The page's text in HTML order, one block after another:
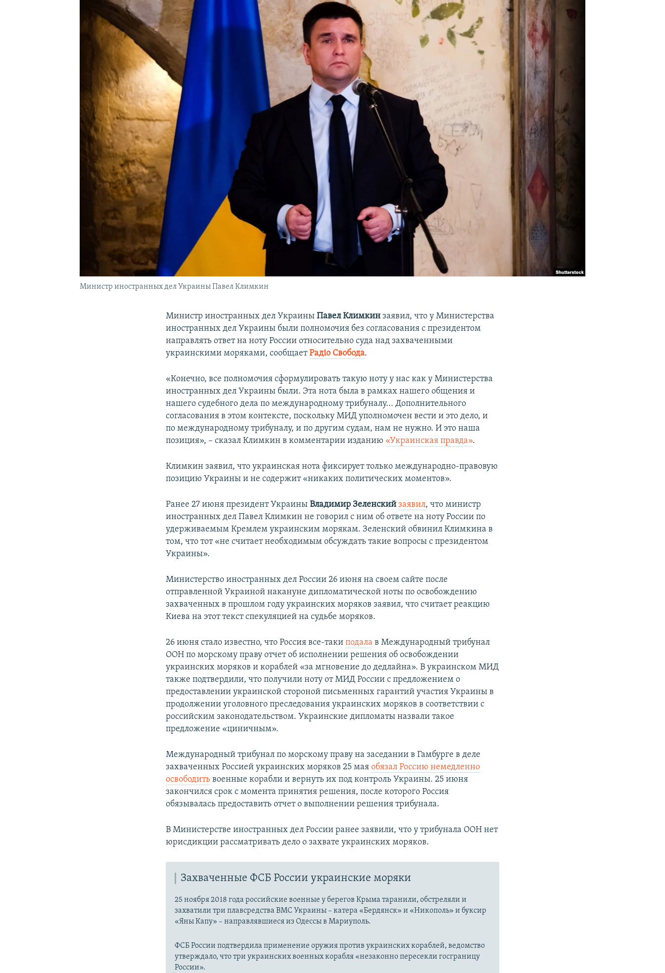
УКРАИНСКАЯ ПРОБЛЕМА КРЫМА
Министр иностранных дел Украины Павел Климкин
Министр иностранных дел УкраиныПавел Климкин заявил, что у Министерства
иностранных дел Украины были полномочия без согласования с президентом
направлять ответ на ноту России относительно суда над захваченными
украинскими моряками, сообщаетРадіо Свобода.
«Конечно, все полномочия сформулировать такую ноту у нас как у Министерства
иностранных дел Украины были. Эта нота была в рамках нашего общения и
нашего судебного дела по международному трибуналу... Дополнительного
согласования в этом контексте, поскольку МИД уполномочен вести и это дело, и
по международному трибуналу, и по другим судам, нам не нужно. И это наша
позиция», – сказал Климкин в комментарии изданию «Украинская правда».
Климкин заявил, что украинская нота фиксирует только международно-правовую
позицию Украины и не содержит «никаких политических моментов».
Ранее 27 июня президент УкраиныВладимир Зеленский заявил, что министр
иностранных дел Павел Климкин не говорил с ним об ответе на ноту России по
удерживаемым Кремлем украинским морякам. Зеленский обвинил Климкина в
том, что тот «не считает необходимым обсуждать такие вопросы с президентом
Украины».
Министерство иностранных дел России 26 июня на своем сайте после
отправленной Украиной накануне дипломатической ноты по освобождению
захваченных в прошлом году украинских моряков заявил, что считает реакцию
Киева на этот текст спекуляцией на судьбе моряков.
26 июня стало известно, что Россия все-такиподала в Международный трибунал
ООН по морскому праву отчет об исполнении решения об освобождении
украинских моряков и кораблей «за мгновение до дедлайна». В украинском МИД
также подтвердили, что получили ноту от МИД России с предложением о
предоставлении украинской стороной письменных гарантий участия Украины в
продолжении уголовного преследования украинских моряков в соответствии с
российским законодательством. Украинские дипломаты назвали такое
предложение «циничным».
Международный трибунал по морскому праву на заседании в Гамбурге в деле
захваченных Россией украинских моряков 25 маяобязал Россию немедленно
освободить военные корабли и вернуть их под контроль Украины. 25 июня
закончился срок с момента принятия решения, после которого Россия
обязывалась предоставить отчет о выполнении решения трибунала.
В Министерстве иностранных дел России ранее заявили, что у трибунала ООН нет
юрисдикции рассматривать дело о захвате украинских моряков.
Захваченные ФСБ России украинские моряки
25 ноября 2018 года российские военные у берегов Крыма таранили, обстреляли и
захватили три плавсредства ВМС Украины – катера «Бердянск» и «Никополь» и буксир
«Яны Капу» – направлявшиеся из Одессы в Мариуполь.
ФСБ России подтвердила применение оружия против украинских кораблей, ведомство
утверждало, что три украинских военных корабля «незаконно пересекли госграницу
России».